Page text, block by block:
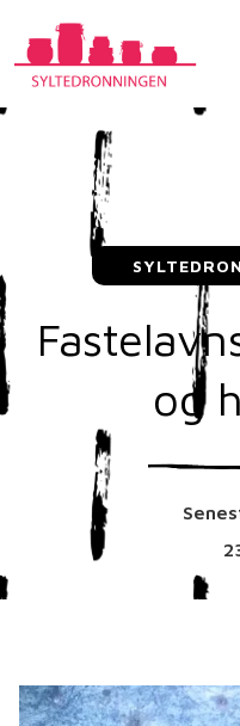
og